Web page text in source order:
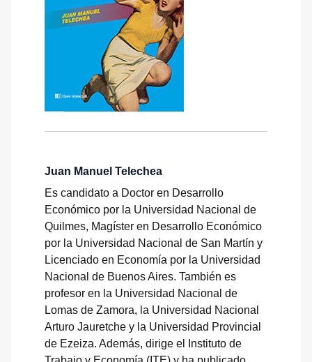
Juan Manuel Telechea
Es candidato a Doctor en Desarrollo
Económico por la Universidad Nacional de
Quilmes, Magíster en Desarrollo Económico
por la Universidad Nacional de San Martín y
Licenciado en Economía por la Universidad
Nacional de Buenos Aires. También es
profesor en la Universidad Nacional de
Lomas de Zamora, la Universidad Nacional
Arturo Jauretche y la Universidad Provincial
de Ezeiza. Además, dirige el Instituto de